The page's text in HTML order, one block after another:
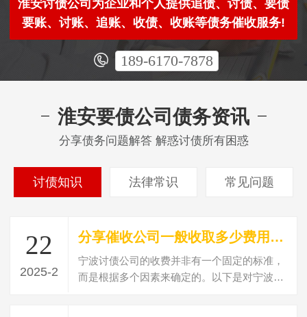
淮安讨债公司为企业和个人提供追债、讨债、要债
要账、讨账、追账、收债、收账等债务催收服务!
189-6170-7878
淮安要债公司债务资讯
分享债务问题解答 解惑讨债所有困惑
讨债知识 法律常识 常见问题
22
2025-2
分享催收公司一般收取多少费用？讨债收费标准？
宁波讨债公司的收费并非有一个固定的标准，
而是根据多个因素来确定的。以下是对宁波讨